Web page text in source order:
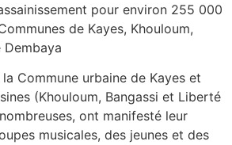
pour environ 255 000
de Kayes, Khouloum,
Dembaya
Commune urbaine de Kayes et
(Khouloum, Bangassi et Liberté
ont manifesté leur
musicales, des jeunes et des